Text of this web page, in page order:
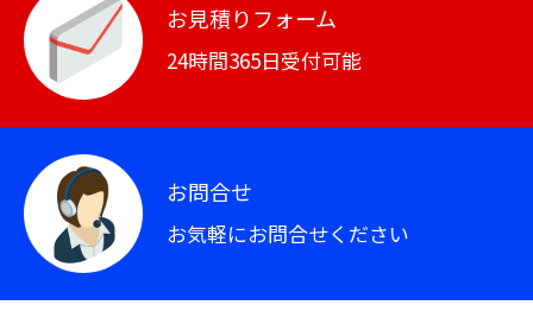
お見積りフォーム
24時間365日受付可能
お問合せ
お気軽にお問合せください